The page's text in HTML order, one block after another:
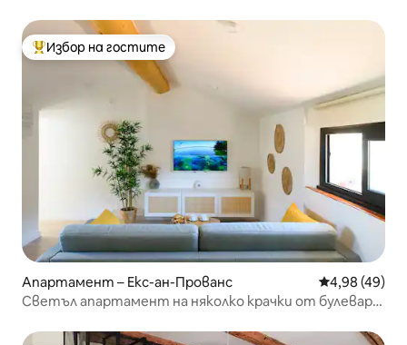
Най-популярен избор на гостите
Избор на гостите
Апартамент – Екс-ан-Прованс Средна
4,98 (49)
Светъл апартамент на няколко крачки от булевард